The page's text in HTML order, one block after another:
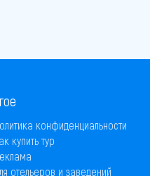
конфиденциальности
купить тур
отельеров и заведений